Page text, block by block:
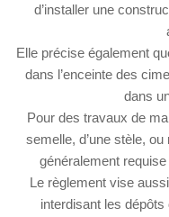
d’installer une
Elle précise également
dans l’enceinte des
dans
Pour des travaux de
semelle, d’une stèle,
généralement
Le règlement vise
interdisant les